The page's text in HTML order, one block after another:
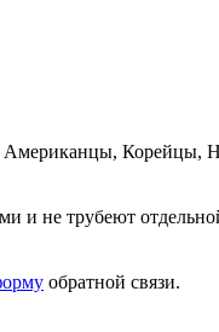
Американцы,
и не трубеют
обратной связи.